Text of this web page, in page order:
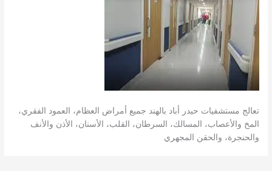
تعالج مستشفيات حيدر أباد بالهند جميع أمراض العظام، العمود الفقري،
المخ والأعصاب، المسالك، السرطان، القلب، الأسنان، الأذن والأنف
والحنجرة، والحقن المجهري